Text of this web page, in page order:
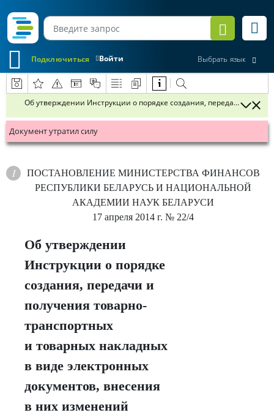
Войти
Подключиться Выбрать язык
Об утверждении Инструкции о порядке создания, передачи и
Документ утратил силу
ПОСТАНОВЛЕНИЕ МИНИСТЕРСТВА ФИНАНСОВ
РЕСПУБЛИКИ БЕЛАРУСЬ И НАЦИОНАЛЬНОЙ
АКАДЕМИИ НАУК БЕЛАРУСИ
17 апреля 2014 г. № 22/4
Об утверждении
Инструкции о порядке
создания, передачи и
получения товарно-
транспортных
и товарных накладных
в виде электронных
документов, внесения
в них изменений